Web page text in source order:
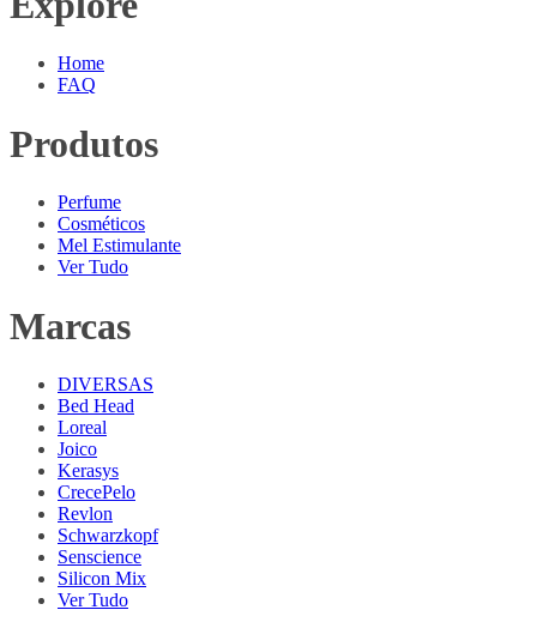
Home
FAQ
Produtos
Perfume
Cosméticos
Mel Estimulante
Ver Tudo
Marcas
DIVERSAS
Bed Head
Loreal
Joico
Kerasys
CrecePelo
Revlon
Schwarzkopf
Senscience
Silicon Mix
Ver Tudo